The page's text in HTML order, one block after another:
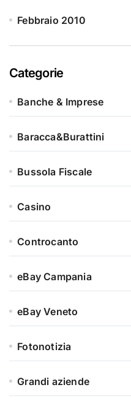
Febbraio 2010
Categorie
Banche & Imprese
Baracca&Burattini
Bussola Fiscale
Casino
Controcanto
eBay Campania
eBay Veneto
Fotonotizia
Grandi aziende